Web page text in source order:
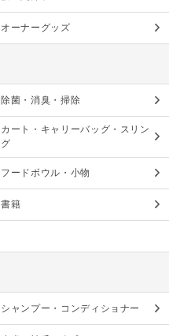
オーナーグッズ
除菌・消臭・掃除
カート・キャリーバッグ・スリン
グ
フードボウル・小物
書籍
シャンプー・コンディショナー